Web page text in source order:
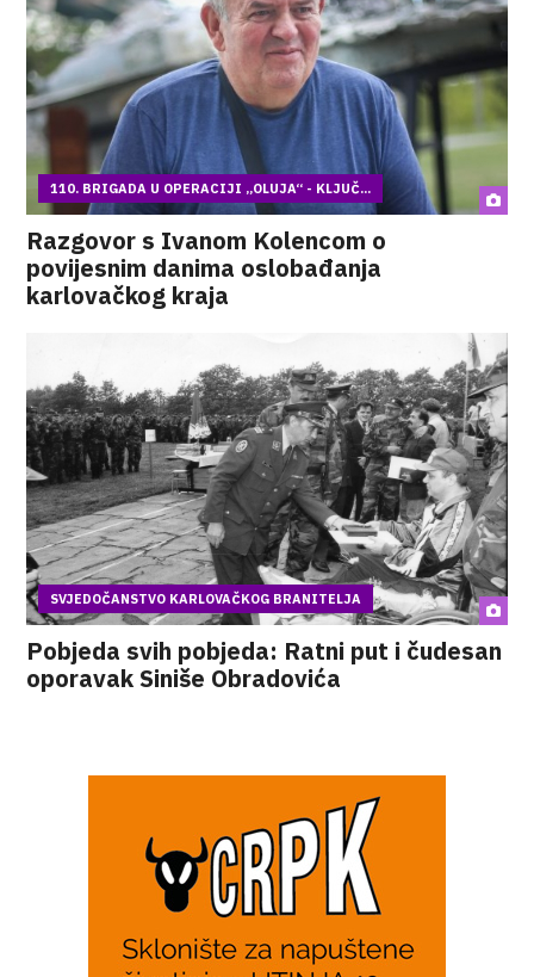
110. BRIGADA U OPERACIJI „OLUJA“ - KLJUČ...
Razgovor s Ivanom Kolencom o
povijesnim danima oslobađanja
karlovačkog kraja
SVJEDOČANSTVO KARLOVAČKOG BRANITELJA
Pobjeda svih pobjeda: Ratni put i čudesan
oporavak Siniše Obradovića